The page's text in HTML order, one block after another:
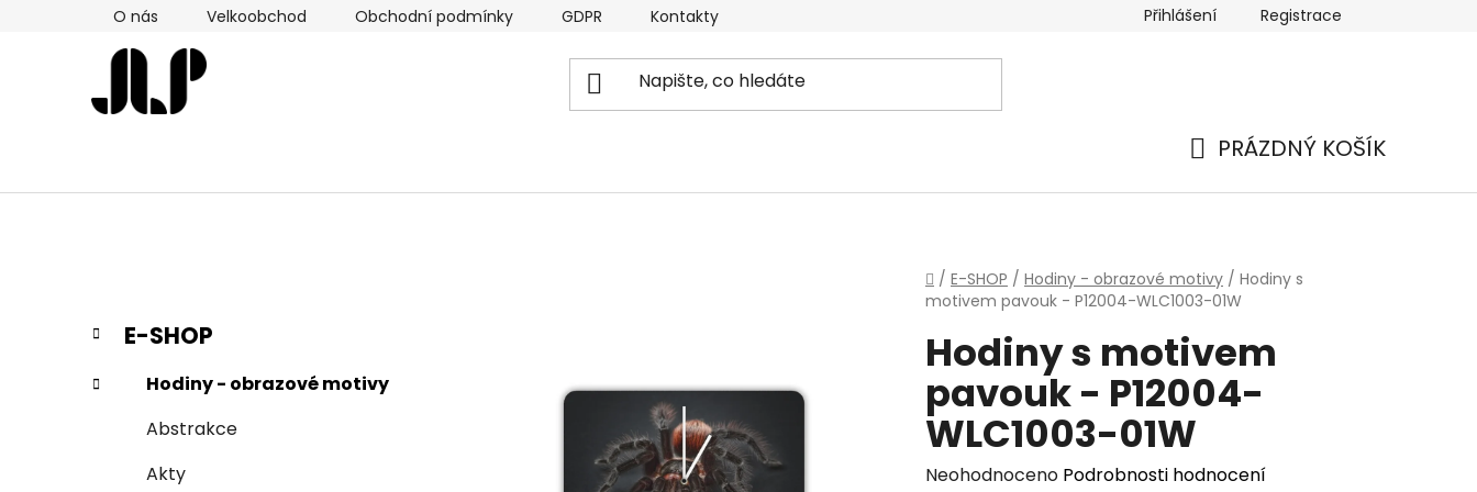
O nás Velkoobchod Obchodní podmínky GDPR Kontakty Přihlášení Registrace
PRÁZDNÝ KOŠÍK
Domů
/ E-SHOP / Hodiny - obrazové motivy / Hodiny s
motivem pavouk - P12004-WLC1003-01W
P
s
Přeskočit
kategorie
K
a
t
e
E-SHOP
Hodiny - obrazové motivy
Abstrakce
Akty
Hodiny s motivem
pavouk - P12004-
WLC1003-01W
Průměrné
Neohodnoceno Podrobnosti hodnocení